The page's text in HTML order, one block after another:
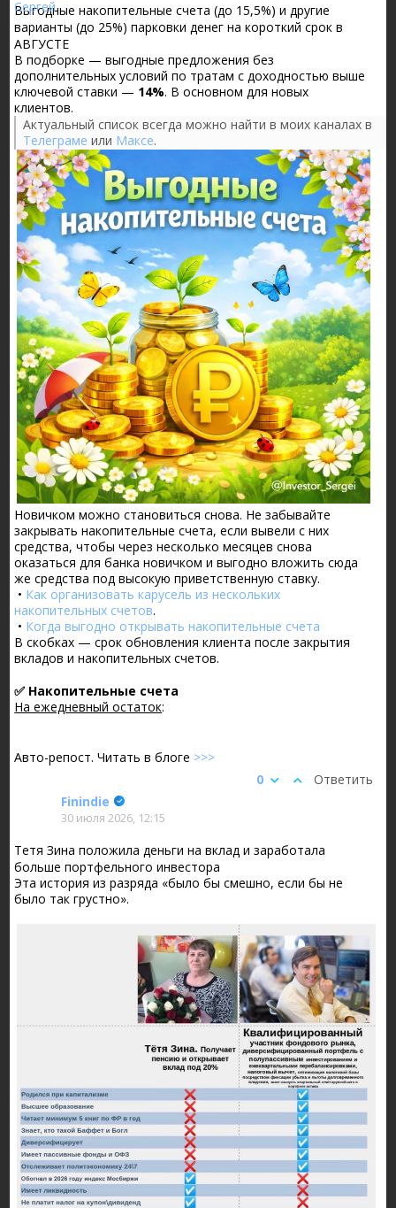
Выгодные накопительные счета (до 15,5%) и другие
варианты (до 25%) парковки денег на короткий срок в
АВГУСТЕ
В подборке — выгодные предложения без
дополнительных условий по тратам с доходностью выше
ключевой ставки — 14%. В основном для новых
клиентов.
Актуальный список всегда можно найти в моих каналах в
Телеграме или Максе.
Новичком можно становиться снова. Не забывайте
закрывать накопительные счета, если вывели с них
средства, чтобы через несколько месяцев снова
оказаться для банка новичком и выгодно вложить сюда
же средства под высокую приветственную ставку.
• Как организовать карусель из нескольких
накопительных счетов.
• Когда выгодно открывать накопительные счета
В скобках — срок обновления клиента после закрытия
вкладов и накопительных счетов.
✅ Накопительные счета
На ежедневный остаток:
Авто-репост. Читать в блоге >>>
Ответить
0
Finindie
30 июля 2026, 12:15
Тетя Зина положила деньги на вклад и заработала
больше портфельного инвестора
Эта история из разряда «было бы смешно, если бы не
было так грустно».